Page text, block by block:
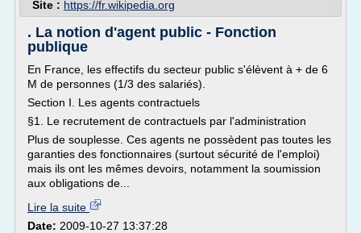
Site : https://fr.wikipedia.org
. La notion d'agent public - Fonction
publique
En France, les effectifs du secteur public s'élèvent à + de 6
M de personnes (1/3 des salariés).
Section I. Les agents contractuels
§1. Le recrutement de contractuels par l'administration
Plus de souplesse. Ces agents ne possèdent pas toutes les
garanties des fonctionnaires (surtout sécurité de l'emploi)
mais ils ont les mêmes devoirs, notamment la soumission
aux obligations de...
Lire la suite
Date: 2009-10-27 13:37:28